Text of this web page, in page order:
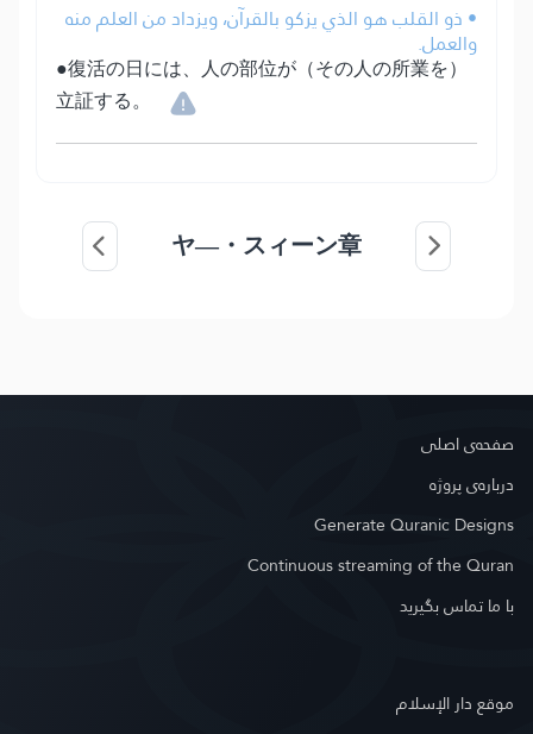
• ذو القلب هو الذي يزكو بالقرآن، ويزداد من العلم منه
والعمل.
●復活の日には、人の部位が（その人の所業を）
立証する。
ヤ―・スィーン章
صفحه‌ى اصلى
درباره‌ى پروژه
Generate Quranic Designs
Continuous streaming of the Quran
با ما تماس بگیرید
موقع دار الإسلام